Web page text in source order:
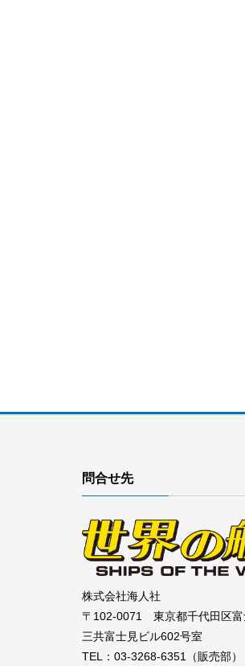
問合せ先
株式会社海人社
〒102-0071 東京都千代田区富
三共富士見ビル602号室
TEL：03-3268-6351（販売部）